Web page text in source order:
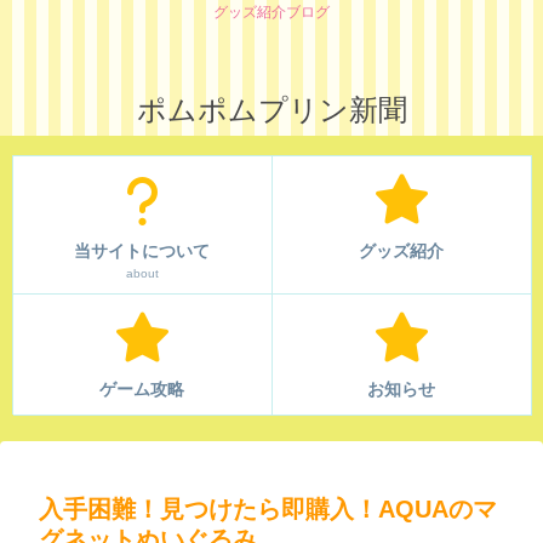
グッズ紹介ブログ
ポムポムプリン新聞
当サイトについて
about
グッズ紹介
ゲーム攻略 お知らせ
入手困難！見つけたら即購入！AQUAのマ